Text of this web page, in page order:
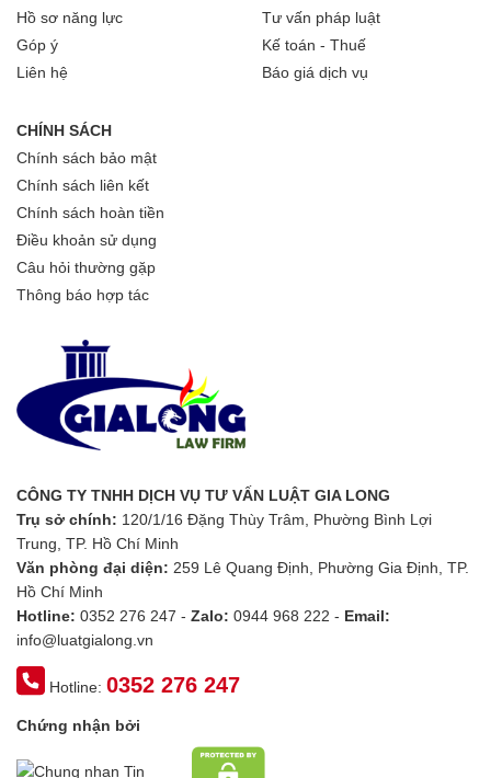
Hồ sơ năng lực
Góp ý
Liên hệ
Tư vấn pháp luật
Kế toán - Thuế
Báo giá dịch vụ
CHÍNH SÁCH
Chính sách bảo mật
Chính sách liên kết
Chính sách hoàn tiền
Điều khoản sử dụng
Câu hỏi thường gặp
Thông báo hợp tác
CÔNG TY TNHH DỊCH VỤ TƯ VẤN LUẬT GIA LONG
Trụ sở chính: 120/1/16 Đặng Thùy Trâm, Phường Bình Lợi
Trung, TP. Hồ Chí Minh
Văn phòng đại diện: 259 Lê Quang Định, Phường Gia Định, TP.
Hồ Chí Minh
Hotline: 0352 276 247 - Zalo: 0944 968 222 - Email:
info@luatgialong.vn
Hotline:0352 276 247
Chứng nhận bởi